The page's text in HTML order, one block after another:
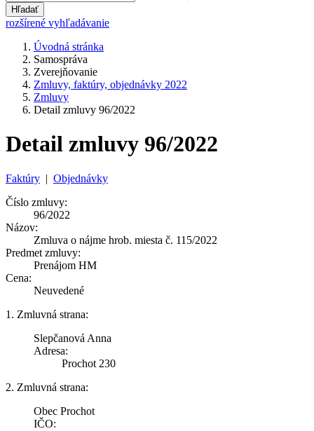
Hľadať
rozšírené vyhľadávanie
Úvodná stránka
Samospráva
Zverejňovanie
Zmluvy, faktúry, objednávky 2022
Zmluvy
Detail zmluvy 96/2022
Detail zmluvy 96/2022
Faktúry | Objednávky
Číslo zmluvy:
96/2022
Názov:
Zmluva o nájme hrob. miesta č. 115/2022
Predmet zmluvy:
Prenájom HM
Cena:
Neuvedené
1. Zmluvná strana:
Slepčanová Anna
Adresa:
Prochot 230
2. Zmluvná strana:
Obec Prochot
IČO: